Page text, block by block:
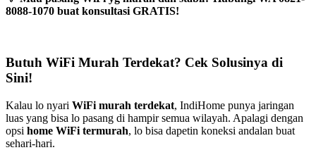
8088-1070 buat konsultasi GRATIS!
Butuh WiFi Murah Terdekat? Cek Solusinya di
Sini!
Kalau lo nyari WiFi murah terdekat, IndiHome punya jaringan
luas yang bisa lo pasang di hampir semua wilayah. Apalagi dengan
opsi home WiFi termurah, lo bisa dapetin koneksi andalan buat
sehari-hari.